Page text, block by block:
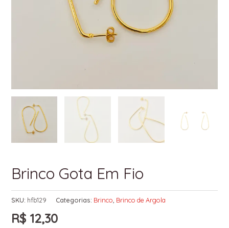
Brinco Gota Em Fio
SKU: hfb129 Categorias: Brinco, Brinco de Argola
R$12,30